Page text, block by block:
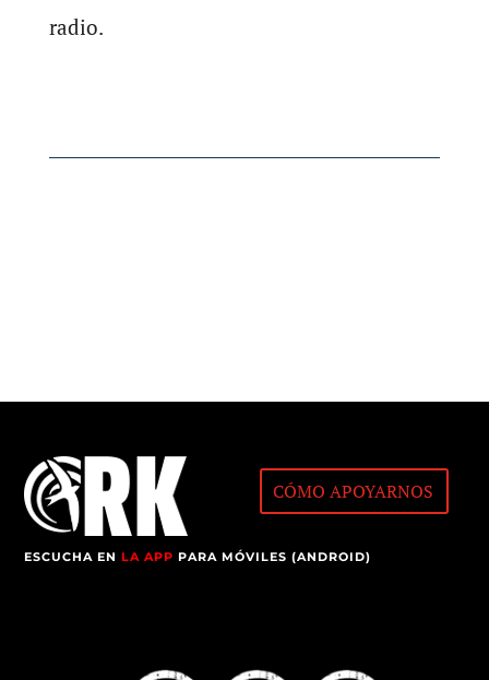
radio.
CÓMO APOYARNOS
ESCUCHA ENLA APP PARA MÓVILES (ANDROID)